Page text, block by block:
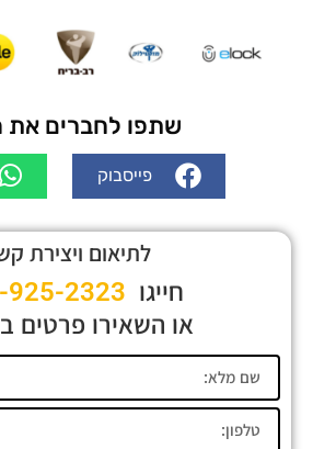
שתפו לחברים את
פייסבוק
לתיאום ויצירת
חייגו 925-2323
או השאירו פרטים